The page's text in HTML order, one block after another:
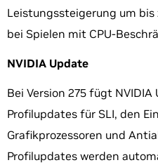
Leistungssteigerung um bis
bei Spielen mit CPU-
NVIDIA Update
Bei Version 275 fügt
Profilupdates für SLI, den
Grafikprozessoren und
Profilupdates werden